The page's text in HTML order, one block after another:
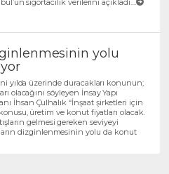
sigortacılık verilerini açıkladı....
yolu
yılda üzerinde duracakları konunun;
olacağını söyleyen İnsay Yapı
İhsan Çulhalık “İnşaat şirketleri için
üretim ve konut fiyatları olacak.
gelmesi gereken seviyeyi
dizginlenmesinin yolu da konut